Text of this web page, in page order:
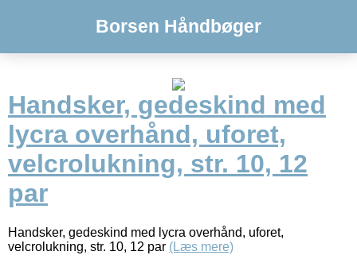
Borsen Håndbøger
Handsker, gedeskind med
lycra overhånd, uforet,
velcrolukning, str. 10, 12
par
Handsker, gedeskind med lycra overhånd, uforet,
velcrolukning, str. 10, 12 par (Læs mere)